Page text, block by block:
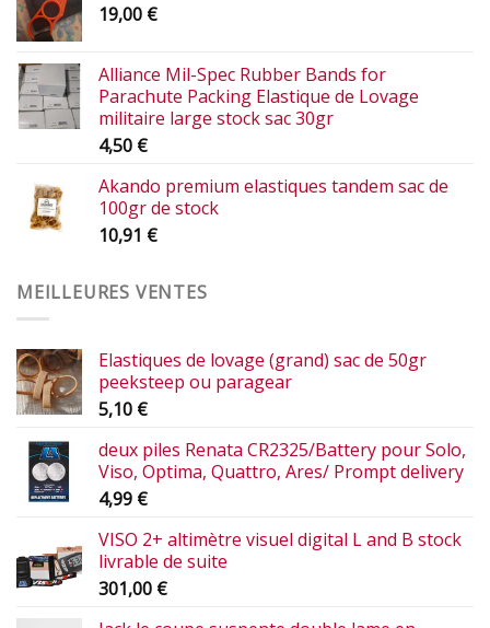
19,00 €
Alliance Mil-Spec Rubber Bands for
Parachute Packing Elastique de Lovage
militaire large stock sac 30gr
4,50 €
Akando premium elastiques tandem sac de
100gr de stock
10,91 €
MEILLEURES VENTES
Elastiques de lovage (grand) sac de 50gr
peeksteep ou paragear
5,10 €
deux piles Renata CR2325/Battery pour Solo,
Viso, Optima, Quattro, Ares/ Prompt delivery
4,99 €
VISO 2+ altimètre visuel digital L and B stock
livrable de suite
301,00 €